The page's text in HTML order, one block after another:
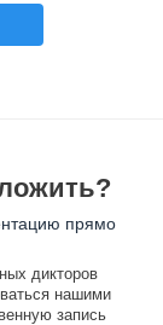
прямо
дикторов
нашими
запись